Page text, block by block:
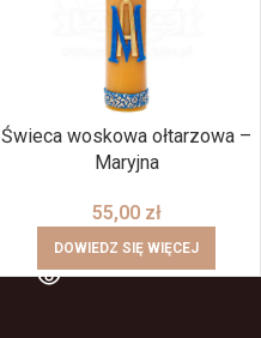
Świeca woskowa ołtarzowa –
Maryjna
55,00 zł
DOWIEDZ SIĘ WIĘCEJ